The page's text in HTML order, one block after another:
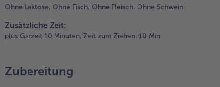
Die
den
dem
Ohne Laktose, Ohne Fisch, Ohne Fleisch, Ohne Schwein
Zusätzliche Zeit:
plus Garzeit 10 Minuten, Zeit zum Ziehen: 10 Min
Zubereitung